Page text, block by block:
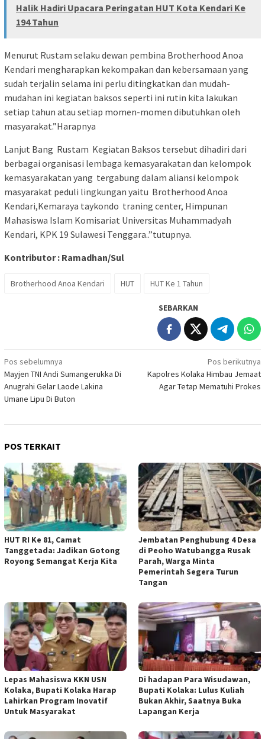
Halik Hadiri Upacara Peringatan HUT Kota Kendari Ke
194 Tahun
Menurut Rustam selaku dewan pembina Brotherhood Anoa
Kendari mengharapkan kekompakan dan kebersamaan yang
sudah terjalin selama ini perlu ditingkatkan dan mudah-
mudahan ini kegiatan baksos seperti ini rutin kita lakukan
setiap tahun atau setiap momen-momen dibutuhkan oleh
masyarakat.”Harapnya
Lanjut Bang Rustam Kegiatan Baksos tersebut dihadiri dari
berbagai organisasi lembaga kemasyarakatan dan kelompok
kemasyarakatan yang tergabung dalam aliansi kelompok
masyarakat peduli lingkungan yaitu Brotherhood Anoa
Kendari,Kemaraya taykondo traning center, Himpunan
Mahasiswa Islam Komisariat Universitas Muhammadyah
Kendari, KPK 19 Sulawesi Tenggara..”tutupnya.
Kontributor : Ramadhan/Sul
Brotherhood Anoa Kendari HUT HUT Ke 1 Tahun
SEBARKAN
Navigasi
pos
Pos sebelumnya
Mayjen TNI Andi Sumangerukka Di
Anugrahi Gelar Laode Lakina
Umane Lipu Di Buton
Pos berikutnya
Kapolres Kolaka Himbau Jemaat
Agar Tetap Mematuhi Prokes
POS TERKAIT
HUT RI Ke 81, Camat
Tanggetada: Jadikan Gotong
Royong Semangat Kerja Kita
Jembatan Penghubung 4 Desa
di Peoho Watubangga Rusak
Parah, Warga Minta
Pemerintah Segera Turun
Tangan
Lepas Mahasiswa KKN USN
Kolaka, Bupati Kolaka Harap
Lahirkan Program Inovatif
Untuk Masyarakat
Di hadapan Para Wisudawan,
Bupati Kolaka: Lulus Kuliah
Bukan Akhir, Saatnya Buka
Lapangan Kerja